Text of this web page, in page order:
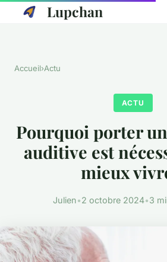
Lupchan
Accueil›Actu
ACTU
Pourquoi porter
auditive est
mieux
Julien•2 octobre 2024•3